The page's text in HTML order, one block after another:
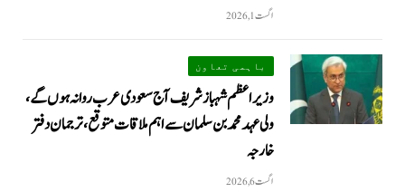
اگست 1, 2026
باہمی تعاون
وزیراعظم شہباز شریف آج سعودی عرب روانہ ہوں گے،
ولی عہد محمد بن سلمان سے اہم ملاقات متوقع، ترجمان دفتر
خارجہ
اگست 6, 2026